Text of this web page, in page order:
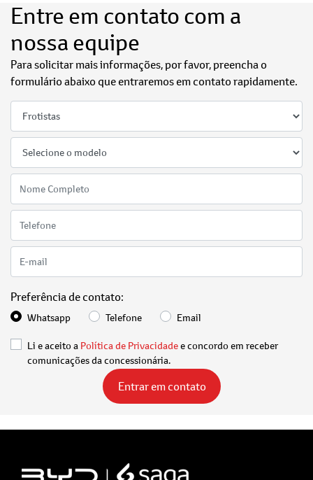
Entre em contato com a
nossa equipe
Para solicitar mais informações, por favor, preencha o
formulário abaixo que entraremos em contato rapidamente.
Preferência de contato:
Whatsapp Telefone Email
Li e aceito a Política de Privacidadee concordo em receber
comunicações da concessionária.
Entrar em contato